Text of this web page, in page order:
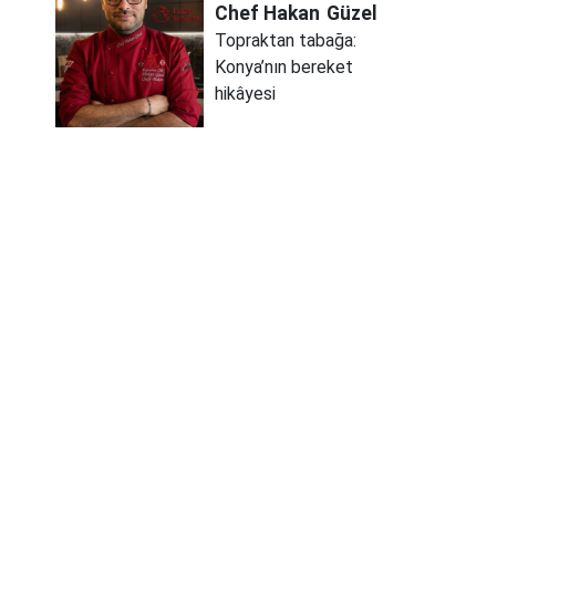
Chef Hakan Güzel
Topraktan tabağa:
Konya’nın bereket
hikâyesi